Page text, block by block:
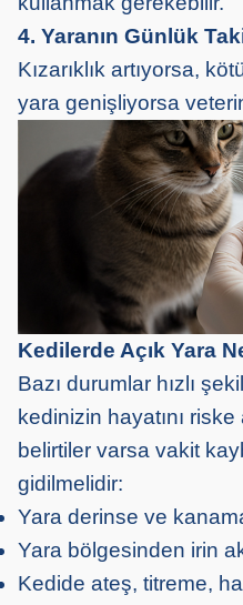
4. Yaranın Günlük
Kızarıklık artıyorsa,
yara genişliyorsa
Kedilerde Açık Yara
Bazı durumlar hızlı
kedinizin hayatını riske
belirtiler varsa vakit
gidilmelidir:
Yara derinse ve
Yara bölgesinden irin
Kedide ateş, titreme,